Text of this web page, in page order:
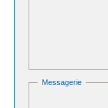
Messagerie